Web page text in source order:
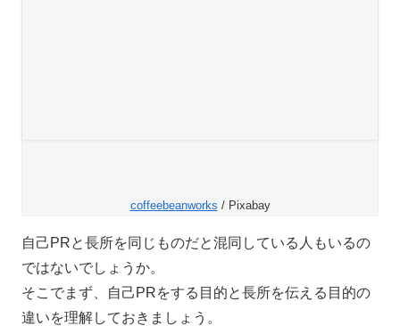
coffeebeanworks / Pixabay
自己PRと長所を同じものだと混同している人もいるの
ではないでしょうか。
そこでまず、自己PRをする目的と長所を伝える目的の
違いを理解しておきましょう。